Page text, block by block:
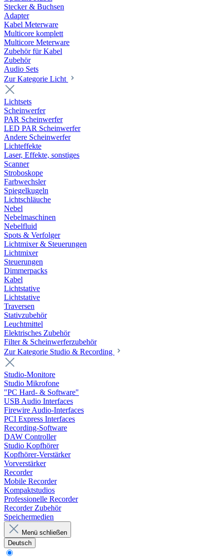
Stecker & Buchsen
Adapter
Kabel Meterware
Multicore komplett
Multicore Meterware
Zubehör für Kabel
Zubehör
Audio Sets
Zur Kategorie Licht
Lichtsets
Scheinwerfer
PAR Scheinwerfer
LED PAR Scheinwerfer
Andere Scheinwerfer
Lichteffekte
Laser, Effekte, sonstiges
Scanner
Stroboskope
Farbwechsler
Spiegelkugeln
Lichtschläuche
Nebel
Nebelmaschinen
Nebelfluid
Spots & Verfolger
Lichtmixer & Steuerungen
Lichtmixer
Steuerungen
Dimmerpacks
Kabel
Lichtstative
Lichtstative
Traversen
Stativzubehör
Leuchtmittel
Elektrisches Zubehör
Filter & Scheinwerferzubehör
Zur Kategorie Studio & Recording
Studio-Monitore
Studio Mikrofone
"PC Hard- & Software"
USB Audio Interfaces
Firewire Audio-Interfaces
PCI Express Interfaces
Recording-Software
DAW Controller
Studio Kopfhörer
Kopfhörer-Verstärker
Vorverstärker
Recorder
Mobile Recorder
Kompaktstudios
Professionelle Recorder
Recorder Zubehör
Speichermedien
Menü schließen
Deutsch